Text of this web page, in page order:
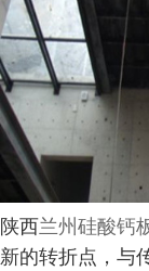
陕西兰州硅酸钙
新的转折点，与